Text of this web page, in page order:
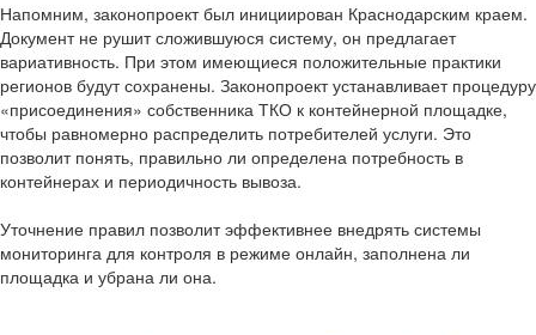
Напомним, законопроект был инициирован Краснодарским краем.
Документ не рушит сложившуюся систему, он предлагает
вариативность. При этом имеющиеся положительные практики
регионов будут сохранены. Законопроект устанавливает процедуру
«присоединения» собственника ТКО к контейнерной площадке,
чтобы равномерно распределить потребителей услуги. Это
позволит понять, правильно ли определена потребность в
контейнерах и периодичность вывоза.
Уточнение правил позволит эффективнее внедрять системы
мониторинга для контроля в режиме онлайн, заполнена ли
площадка и убрана ли она.